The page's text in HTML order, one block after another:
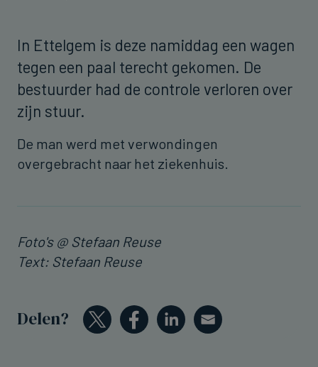
In Ettelgem is deze namiddag een wagen
tegen een paal terecht gekomen. De
bestuurder had de controle verloren over
zijn stuur.
De man werd met verwondingen
overgebracht naar het ziekenhuis.
Foto's @ Stefaan Reuse
Text: Stefaan Reuse
Delen?